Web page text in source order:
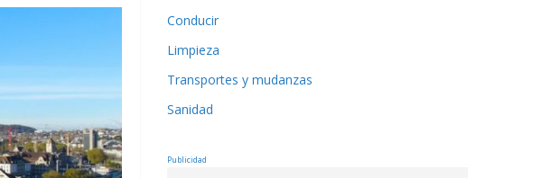
Conducir
Limpieza
Transportes y mudanzas
Sanidad
Publicidad